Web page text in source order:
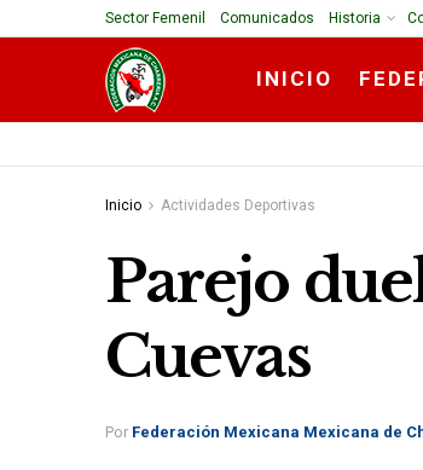
Sector Femenil Comunicados Historia
INICIO
Inicio Actividades Deportivas
Parejo
Cuevas
Por Federación Mexicana Mexicana de